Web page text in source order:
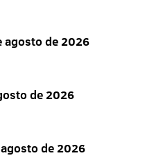
agosto de 2026
de 2026
de 2026